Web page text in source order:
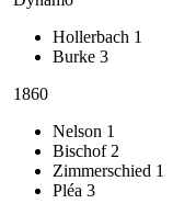
Hollerbach 1
Burke 3
1860
Nelson 1
Bischof 2
Zimmerschied 1
Pléa 3